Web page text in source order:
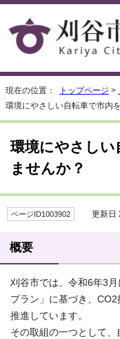
現在の位置： トップページ >
環境にやさしい自転車で市内
環境にやさしい
ませんか？
ページID1003902 更新日
概要
刈谷市では、令和6年3
プラン」に基づき、
推進しています。
その取組の一つとして